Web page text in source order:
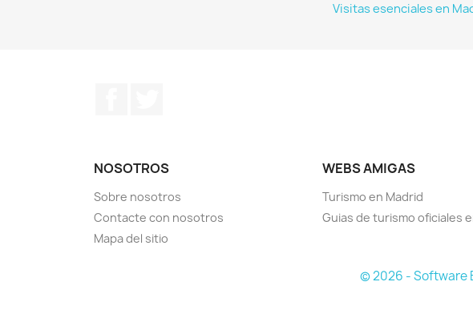
Visitas esenciales en
NOSOTROS
Sobre nosotros
Contacte con nosotros
Mapa del sitio
WEBS AMIGAS
Turismo en Madrid
Guias de turismo oficiales
© 2026 - Software